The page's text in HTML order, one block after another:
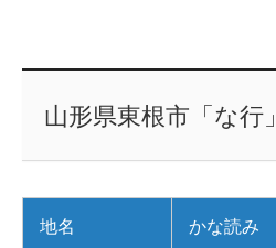
山形県東根市「な行」
地名 かな読み